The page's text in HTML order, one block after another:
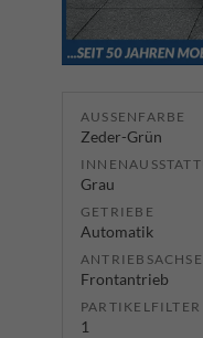
AUSSENFARBE
Zeder-Grün
Grau
GETRIEBE
Automatik
ANTRIEBSACHSE
Frontantrieb
PARTIKELFILTER
1